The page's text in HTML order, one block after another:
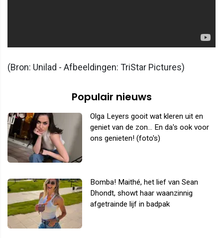
(Bron: Unilad - Afbeeldingen: TriStar Pictures)
Populair nieuws
Olga Leyers gooit wat kleren uit en
geniet van de zon... En da's ook voor
ons genieten! (foto's)
Bomba! Maithé, het lief van Sean
Dhondt, showt haar waanzinnig
afgetrainde lijf in badpak